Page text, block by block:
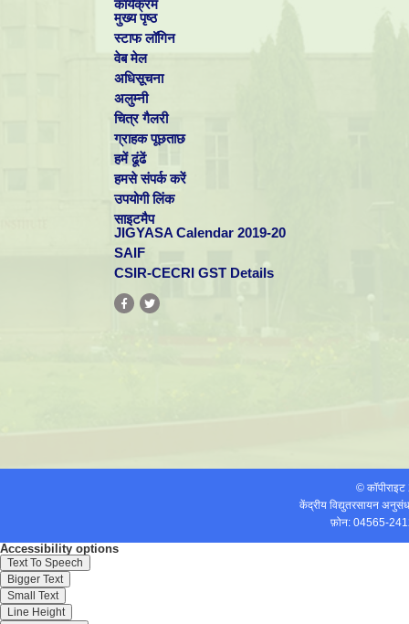
कार्यक्रम
मुख्य पृष्ठ
स्टाफ लॉगिन
वेब मेल
अधिसूचना
अलुम्नी
चित्र गैलरी
ग्राहक पूछताछ
हमें ढूंढें
हमसे संपर्क करें
उपयोगी लिंक
साइटमैप
JIGYASA Calendar 2019-20
SAIF
CSIR-CECRI GST Details
©
केंद्रीय विद्युतरसायन
फ़ोन: 04565-
Accessibility options
Text To Speech
Bigger Text
Small Text
Line Height